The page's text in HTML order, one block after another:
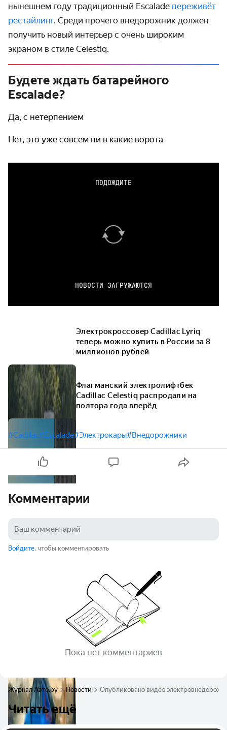
нынешнем году традиционный Escalade переживёт
рестайлинг. Среди прочего внедорожник должен
получить новый интерьер с очень широким
экраном в стиле Celestiq.
Будете ждать батарейного
Escalade?
Да, с нетерпением
Нет, это уже совсем ни в какие ворота
ПОДОЖДИТЕ
НОВОСТИ ЗАГРУЖАЮТСЯ
Электрокроссовер Cadillac Lyriq
теперь можно купить в России за 8
миллионов рублей
Флагманский электролифтбек
Cadillac Celestiq распродали на
полтора года вперёд
#Cadillac#Escalade#Электрокары#Внедорожники
Комментарии
Войдите, чтобы комментировать
Пока нет комментариев
Журнал Авто.ру Новости Опубликовано видео
Читать ещё